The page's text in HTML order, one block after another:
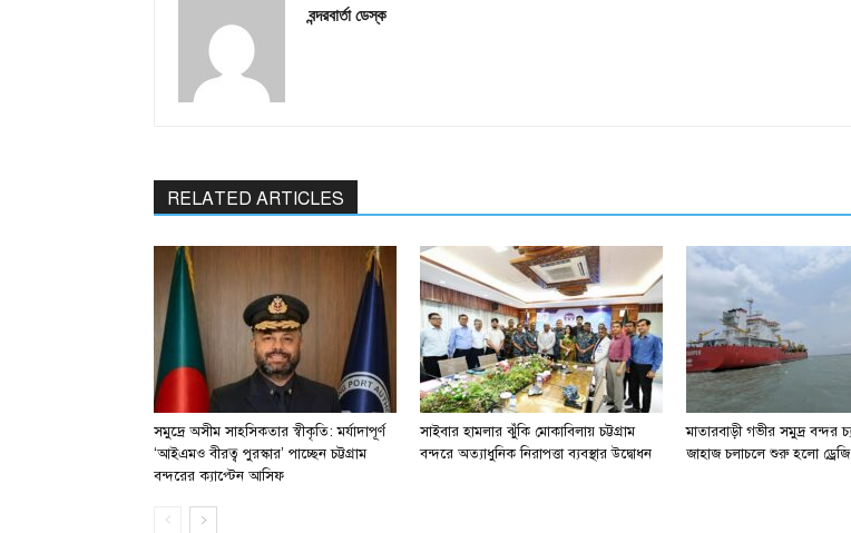
বন্দরবার্তা ডেস্ক
RELATED ARTICLES
সমুদ্রে অসীম সাহসিকতার স্বীকৃতি: মর্যাদাপূর্ণ
‘আইএমও বীরত্ব পুরস্কার’ পাচ্ছেন চট্টগ্রাম
বন্দরের ক্যাপ্টেন আসিফ
সাইবার হামলার ঝুঁকি মোকাবিলায় চট্টগ্রাম
বন্দরে অত্যাধুনিক নিরাপত্তা ব্যবস্থার উদ্বোধন
মাতারবাড়ী গভীর সমুদ্র বন্দর
জাহাজ চলাচলে শুরু হলো